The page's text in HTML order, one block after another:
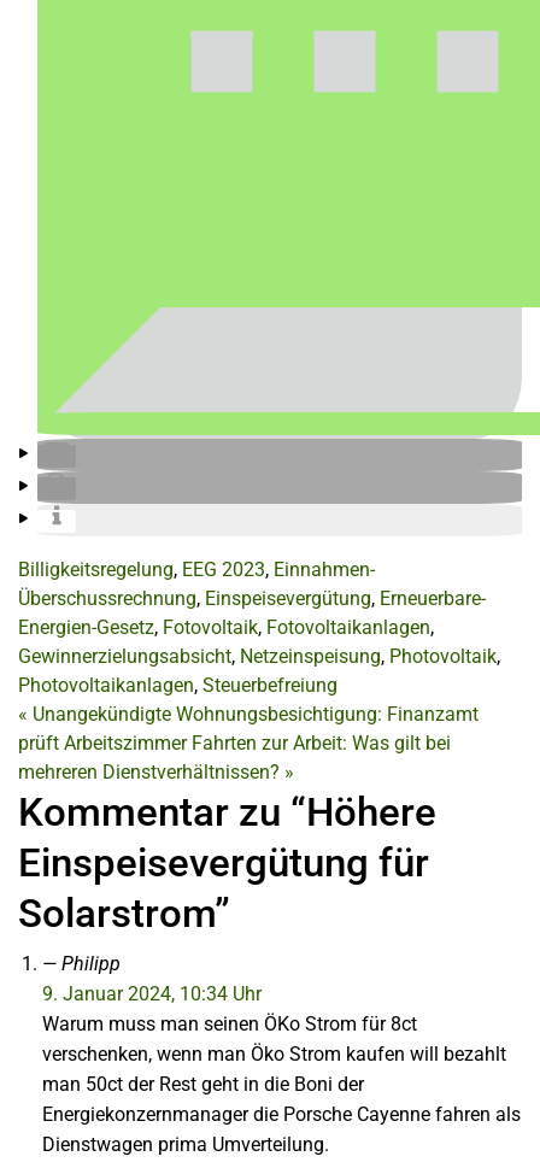
Billigkeitsregelung, EEG 2023, Einnahmen-
Überschussrechnung, Einspeisevergütung, Erneuerbare-
Energien-Gesetz, Fotovoltaik, Fotovoltaikanlagen,
Gewinnerzielungsabsicht, Netzeinspeisung, Photovoltaik,
Photovoltaikanlagen, Steuerbefreiung
« Unangekündigte Wohnungsbesichtigung: Finanzamt
prüft Arbeitszimmer Fahrten zur Arbeit: Was gilt bei
mehreren Dienstverhältnissen? »
Kommentar zu “Höhere
Einspeisevergütung für
Solarstrom”
Philipp
9. Januar 2024, 10:34 Uhr
Warum muss man seinen ÖKo Strom für 8ct
verschenken, wenn man Öko Strom kaufen will bezahlt
man 50ct der Rest geht in die Boni der
Energiekonzernmanager die Porsche Cayenne fahren als
Dienstwagen prima Umverteilung.